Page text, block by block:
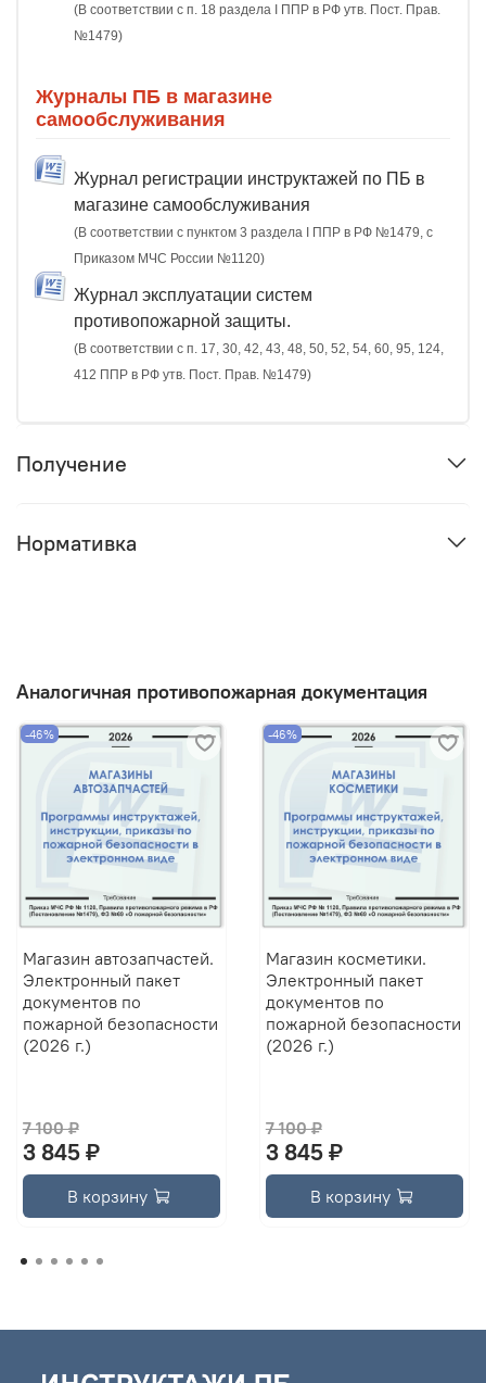
(В соответствии с п. 18 раздела I ППР в РФ утв. Пост. Прав.
№1479)
Журналы ПБ в магазине
самообслуживания
Журнал регистрации инструктажей по ПБ в
магазине самообслуживания
(В соответствии с пунктом 3 раздела I ППР в РФ №1479, с
Приказом МЧС России №1120)
Журнал эксплуатации систем
противопожарной защиты.
(В соответствии с п. 17, 30, 42, 43, 48, 50, 52, 54, 60, 95, 124,
412 ППР в РФ утв. Пост. Прав. №1479)
Получение
Нормативка
Аналогичная противопожарная документация
-46%
Магазин автозапчастей.
Электронный пакет
документов по
пожарной безопасности
(2026 г.)
7 100 ₽
3 845 ₽
В корзину
-46%
Магазин косметики.
Электронный пакет
документов по
пожарной безопасности
(2026 г.)
7 100 ₽
3 845 ₽
В корзину